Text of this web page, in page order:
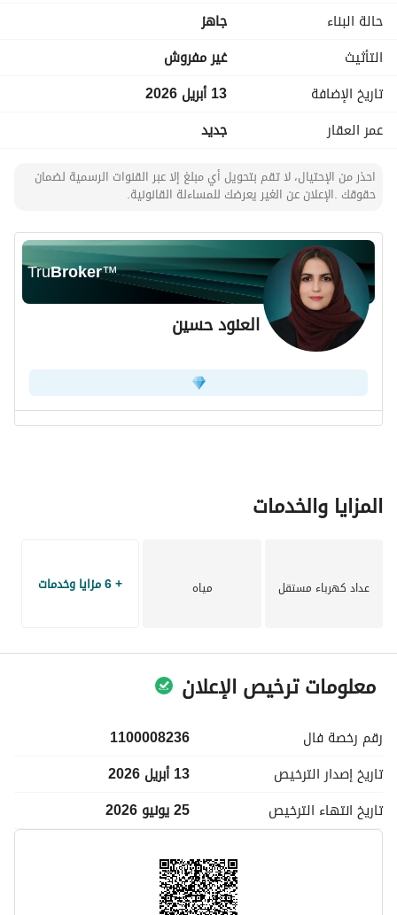
للاستفسار أو حجز موعد للمعاينة تواصل معنا الآن.
حالة البناء
جاهز
التأثيث
غير مفروش
تاريخ الإضافة
13 أبريل 2026
عمر العقار
جديد
احذر من الإحتيال، لا تقم بتحويل أي مبلغ إلا عبر القنوات الرسمية لضمان
حقوقك .الإعلان عن الغير يعرضك للمساءلة القانونية.
TruBroker™
العنود حسين
المزايا والخدمات
عداد كهرباء مستقل مياه + 6 مزايا وخدمات
معلومات ترخيص الإعلان
رقم رخصة فال
1100008236
تاريخ إصدار الترخيص
13 أبريل 2026
تاريخ انتهاء الترخيص 25 يونيو 2026